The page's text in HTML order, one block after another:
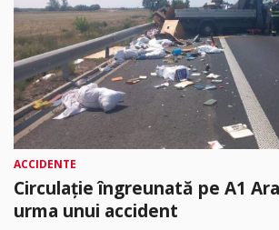
ACCIDENTE
Circulație îngreunată pe A1
urma unui accident